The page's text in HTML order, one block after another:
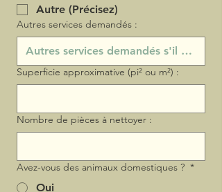
Autre (Précisez)
Autres services demandés :
Superficie approximative (pi² ou m²) :
Nombre de pièces à nettoyer :
Avez-vous des animaux domestiques ? *
Oui